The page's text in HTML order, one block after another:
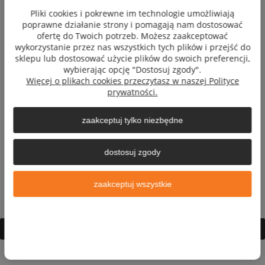
Płatności i dostawa
Informacje
O nas
© 2003-2026 eXtremestyle® | Wszystkie prawa zastrzeżone
Ikony na stronie dostarczane przez
Pliki cookies i pokrewne im technologie umożliwiają
poprawne działanie strony i pomagają nam dostosować
ofertę do Twoich potrzeb. Możesz zaakceptować
wykorzystanie przez nas wszystkich tych plików i przejść do
sklepu lub dostosować użycie plików do swoich preferencji,
wybierając opcję "Dostosuj zgody".
Więcej o plikach cookies przeczytasz w naszej Polityce
prywatności.
zaakceptuj tylko niezbędne
dostosuj zgody
zaakceptuj wszystkie